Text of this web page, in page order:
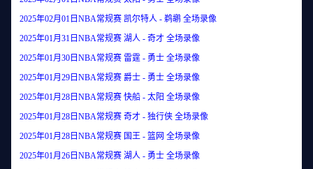
2025年02月01日NBA常规赛 凯尔特人 - 鹈鹕 全场录像
2025年01月31日NBA常规赛 湖人 - 奇才 全场录像
2025年01月30日NBA常规赛 雷霆 - 勇士 全场录像
2025年01月29日NBA常规赛 爵士 - 勇士 全场录像
2025年01月28日NBA常规赛 快船 - 太阳 全场录像
2025年01月28日NBA常规赛 奇才 - 独行侠 全场录像
2025年01月28日NBA常规赛 国王 - 篮网 全场录像
2025年01月26日NBA常规赛 湖人 - 勇士 全场录像